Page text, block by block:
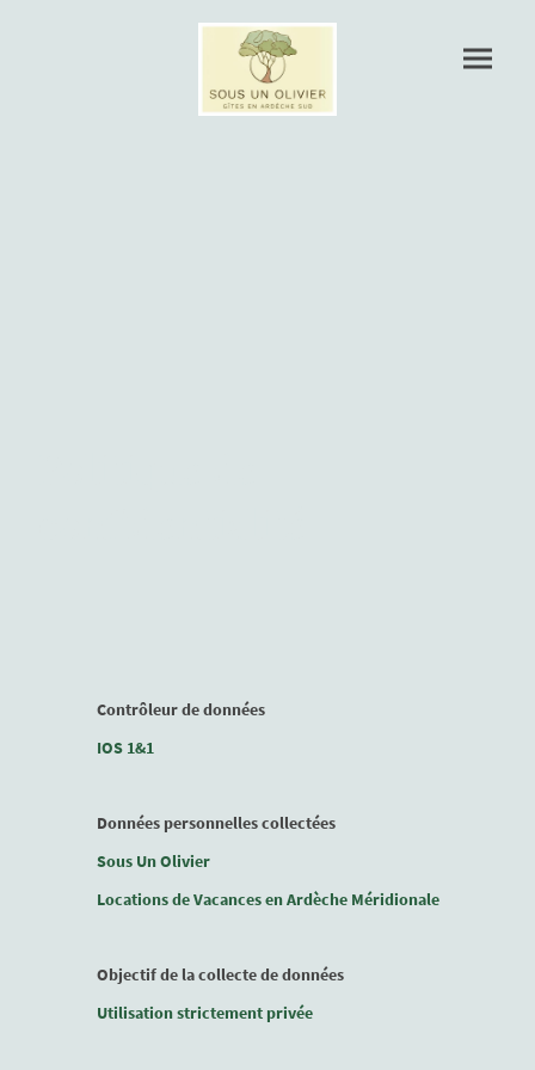
Contrôleur de données
IOS 1&1
Données personnelles collectées
Sous Un Olivier
Locations de Vacances en Ardèche Méridionale
Objectif de la collecte de données
Utilisation strictement privée